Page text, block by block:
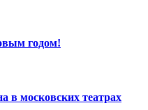
годом!
в московских театрах